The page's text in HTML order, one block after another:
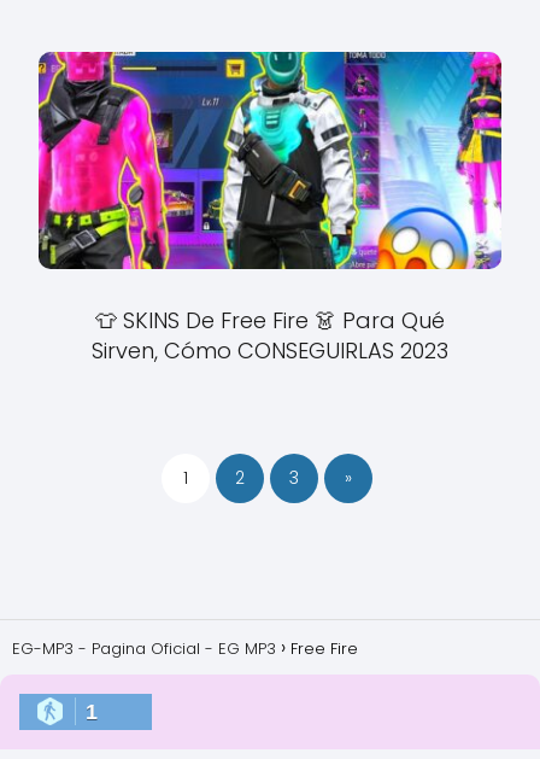
👕 SKINS De Free Fire 👗 Para Qué
Sirven, Cómo CONSEGUIRLAS 2023
1 2 3 »
EG-MP3 - Pagina Oficial - EG MP3 Free Fire
1